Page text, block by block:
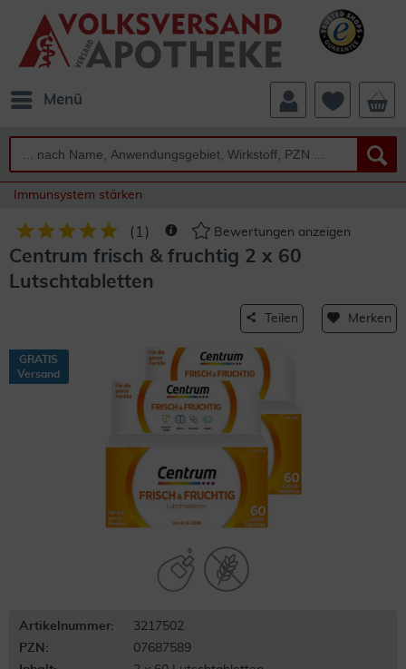
Menü
Immunsystem stärken
( 1 ) Bewertungen anzeigen
Centrum frisch & fruchtig 2 x 60
Lutschtabletten
Teilen Merken
GRATIS
Versand
Artikelnummer:
3217502
PZN:
07687589